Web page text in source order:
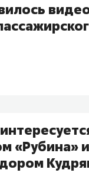
«Рубина»